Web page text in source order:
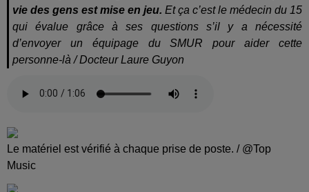
vie des gens est mise en jeu. Et ça c’est le médecin du 15
qui évalue grâce à ses questions s’il y a nécessité
d’envoyer un équipage du SMUR pour aider cette
personne-là / Docteur Laure Guyon
Le matériel est vérifié à chaque prise de poste. / @Top
Music